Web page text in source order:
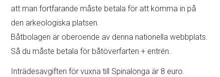
att man fortfarande måste betala för att komma in på
den arkeologiska platsen.
Båtbolagen är oberoende av denna nationella webbplats.
Så du måste betala för båtöverfarten + entrén.
Inträdesavgiften för vuxna till Spinalonga är 8 euro.